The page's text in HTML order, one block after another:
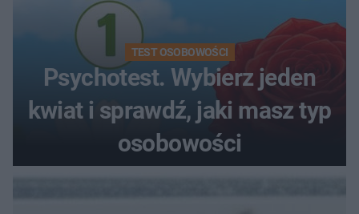
TEST OSOBOWOŚCI
Psychotest. Wybierz jeden
kwiat i sprawdź, jaki masz typ
osobowości